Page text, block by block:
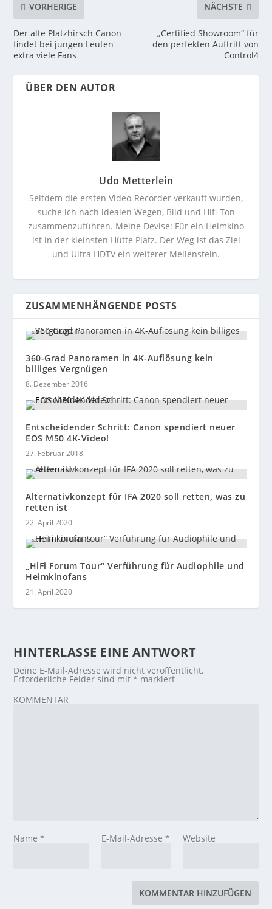
VORHERIGE
Der alte Platzhirsch Canon
findet bei jungen Leuten
extra viele Fans
NÄCHSTE
„Certified Showroom“ für
den perfekten Auftritt von
Control4
ÜBER DEN AUTOR
Udo Metterlein
Seitdem die ersten Video-Recorder verkauft wurden,
suche ich nach idealen Wegen, Bild und Hifi-Ton
zusammenzuführen. Meine Devise: Für ein Heimkino
ist in der kleinsten Hütte Platz. Der Weg ist das Ziel
und Ultra HDTV ein weiterer Meilenstein.
ZUSAMMENHÄNGENDE POSTS
360-Grad Panoramen in 4K-Auflösung kein
billiges Vergnügen
8. Dezember 2016
Entscheidender Schritt: Canon spendiert neuer
EOS M50 4K-Video!
27. Februar 2018
Alternativkonzept für IFA 2020 soll retten, was zu
retten ist
22. April 2020
„HiFi Forum Tour“ Verführung für Audiophile und
Heimkinofans
21. April 2020
HINTERLASSE EINE ANTWORT
Deine E-Mail-Adresse wird nicht veröffentlicht.
Erforderliche Felder sind mit* markiert
KOMMENTAR
Name* E-Mail-Adresse * Website